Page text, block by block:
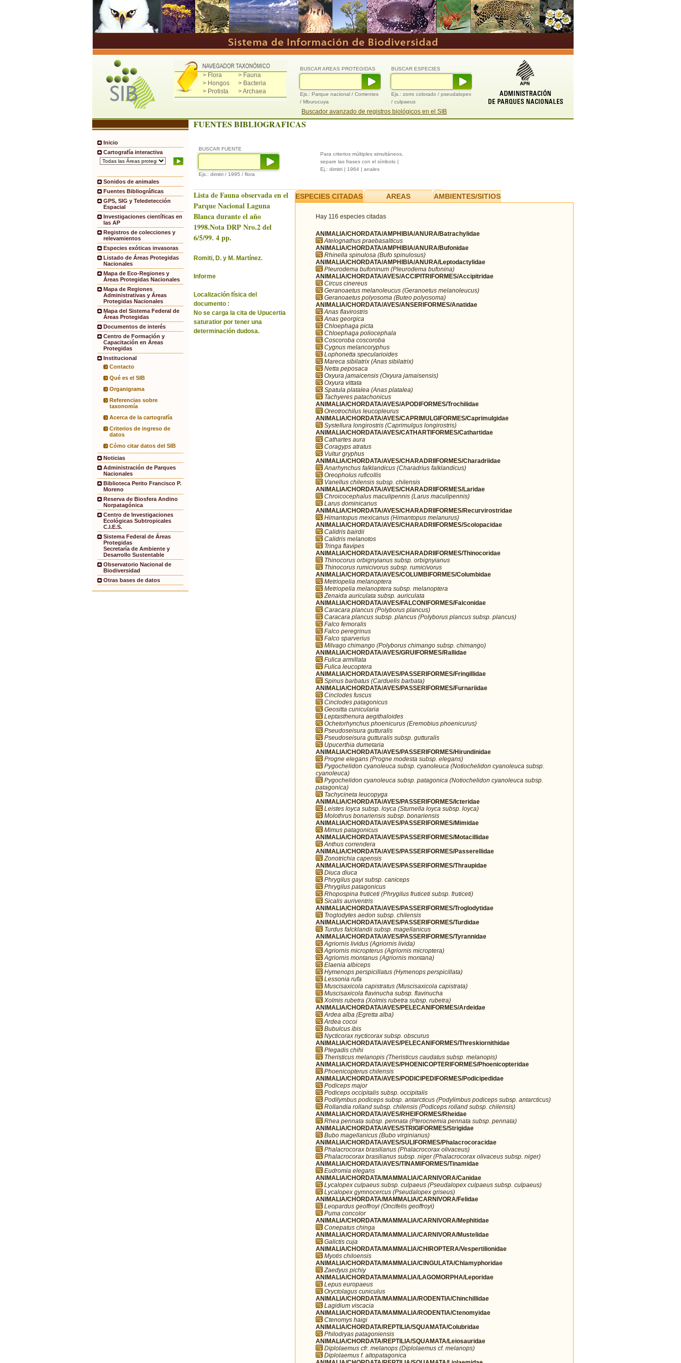
> Flora
> Fauna
> Hongos
> Bacteria
> Protista
> Archaea
BUSCAR ESPECIES
Ejs.: zorro colorado / pseudalopex
/ culpaeus
BUSCAR AREAS PROTEGIDAS
Ejs.: Parque nacional / Corrientes
/ Mburucuya
Buscador avanzado de registros biológicos en el SIB
Inicio
Cartografía interactiva
Sonidos de animales
Fuentes Bibliográficas
GPS, SIG y Teledetección
Espacial
Investigaciones científicas en
las AP
Registros de colecciones y
relevamientos
Especies exóticas invasoras
Listado de Áreas Protegidas
Nacionales
Mapa de Eco-Regiones y
Áreas Protegidas Nacionales
Mapa de Regiones
Administrativas y Áreas
Protegidas Nacionales
Mapa del Sistema Federal de
Áreas Protegidas
Documentos de interés
Centro de Formación y
Capacitación en Áreas
Protegidas
Institucional
Contacto
Qué es el SIB
Organigrama
Referencias sobre
taxonomía
Acerca de la cartografía
Criterios de ingreso de
datos
Cómo citar datos del SIB
Noticias
Administración de Parques
Nacionales
Biblioteca Perito Francisco P.
Moreno
Reserva de Biosfera Andino
Norpatagónica
Centro de Investigaciones
Ecológicas Subtropicales
C.I.E.S.
Sistema Federal de Áreas
Protegidas
Secretaría de Ambiente y
Desarrollo Sustentable
Observatorio Nacional de
Biodiversidad
Otras bases de datos
FUENTES BIBLIOGRAFICAS
BUSCAR FUENTE
Ejs.: dimitri / 1995 / flora
Para criterios múltiples simultáneos,
separe las frases con el símbolo |
Ej.: dimitri | 1964 | anales
Lista de Fauna observada en el
Parque Nacional Laguna
Blanca durante el año
1998.Nota DRP Nro.2 del
6/5/99. 4 pp.
Romiti, D. y M. Martínez.
Informe
Localización física del
documento :
No se carga la cita de Upucertia
saturatior por tener una
determinación dudosa.
ESPECIES CITADAS AREAS AMBIENTES/SITIOS
Hay 116 especies citadas
ANIMALIA/CHORDATA/AMPHIBIA/ANURA/Batrachylidae
Atelognathus praebasalticus
ANIMALIA/CHORDATA/AMPHIBIA/ANURA/Bufonidae
Rhinella spinulosa (Bufo spinulosus)
ANIMALIA/CHORDATA/AMPHIBIA/ANURA/Leptodactylidae
Pleurodema bufoninum (Pleurodema bufonina)
ANIMALIA/CHORDATA/AVES/ACCIPITRIFORMES/Accipitridae
Circus cinereus
Geranoaetus melanoleucus (Geranoetus melanoleucus)
Geranoaetus polyosoma (Buteo polyosoma)
ANIMALIA/CHORDATA/AVES/ANSERIFORMES/Anatidae
Anas flavirostris
Anas georgica
Chloephaga picta
Chloephaga poliocephala
Coscoroba coscoroba
Cygnus melancoryphus
Lophonetta specularioides
Mareca sibilatrix (Anas sibilatrix)
Netta peposaca
Oxyura jamaicensis (Oxyura jamaisensis)
Oxyura vittata
Spatula platalea (Anas platalea)
Tachyeres patachonicus
ANIMALIA/CHORDATA/AVES/APODIFORMES/Trochilidae
Oreotrochilus leucopleurus
ANIMALIA/CHORDATA/AVES/CAPRIMULGIFORMES/Caprimulgidae
Systellura longirostris (Caprimulgus longirostris)
ANIMALIA/CHORDATA/AVES/CATHARTIFORMES/Cathartidae
Cathartes aura
Coragyps atratus
Vultur gryphus
ANIMALIA/CHORDATA/AVES/CHARADRIIFORMES/Charadriidae
Anarhynchus falklandicus (Charadrius falklandicus)
Oreopholus ruficollis
Vanellus chilensis subsp. chilensis
ANIMALIA/CHORDATA/AVES/CHARADRIIFORMES/Laridae
Chroicocephalus maculipennis (Larus maculipennis)
Larus dominicanus
ANIMALIA/CHORDATA/AVES/CHARADRIIFORMES/Recurvirostridae
Himantopus mexicanus (Himantopus melanurus)
ANIMALIA/CHORDATA/AVES/CHARADRIIFORMES/Scolopacidae
Calidris bairdii
Calidris melanotos
Tringa flavipes
ANIMALIA/CHORDATA/AVES/CHARADRIIFORMES/Thinocoridae
Thinocorus orbignyianus subsp. orbignyianus
Thinocorus rumicivorus subsp. rumicivorus
ANIMALIA/CHORDATA/AVES/COLUMBIFORMES/Columbidae
Metriopelia melanoptera
Metriopelia melanoptera subsp. melanoptera
Zenaida auriculata subsp. auriculata
ANIMALIA/CHORDATA/AVES/FALCONIFORMES/Falconidae
Caracara plancus (Polyborus plancus)
Caracara plancus subsp. plancus (Polyborus plancus subsp. plancus)
Falco femoralis
Falco peregrinus
Falco sparverius
Milvago chimango (Polyborus chimango subsp. chimango)
ANIMALIA/CHORDATA/AVES/GRUIFORMES/Rallidae
Fulica armillata
Fulica leucoptera
ANIMALIA/CHORDATA/AVES/PASSERIFORMES/Fringillidae
Spinus barbatus (Carduelis barbata)
ANIMALIA/CHORDATA/AVES/PASSERIFORMES/Furnariidae
Cinclodes fuscus
Cinclodes patagonicus
Geositta cunicularia
Leptasthenura aegithaloides
Ochetorhynchus phoenicurus (Eremobius phoenicurus)
Pseudoseisura gutturalis
Pseudoseisura gutturalis subsp. gutturalis
Upucerthia dumetaria
ANIMALIA/CHORDATA/AVES/PASSERIFORMES/Hirundinidae
Progne elegans (Progne modesta subsp. elegans)
Pygochelidon cyanoleuca subsp. cyanoleuca (Notiochelidon cyanoleuca subsp.
cyanoleuca)
Pygochelidon cyanoleuca subsp. patagonica (Notiochelidon cyanoleuca subsp.
patagonica)
Tachycineta leucopyga
ANIMALIA/CHORDATA/AVES/PASSERIFORMES/Icteridae
Leistes loyca subsp. loyca (Sturnella loyca subsp. loyca)
Molothrus bonariensis subsp. bonariensis
ANIMALIA/CHORDATA/AVES/PASSERIFORMES/Mimidae
Mimus patagonicus
ANIMALIA/CHORDATA/AVES/PASSERIFORMES/Motacillidae
Anthus correndera
ANIMALIA/CHORDATA/AVES/PASSERIFORMES/Passerellidae
Zonotrichia capensis
ANIMALIA/CHORDATA/AVES/PASSERIFORMES/Thraupidae
Diuca diuca
Phrygilus gayi subsp. caniceps
Phrygilus patagonicus
Rhopospina fruticeti (Phrygilus fruticeti subsp. fruticeti)
Sicalis auriventris
ANIMALIA/CHORDATA/AVES/PASSERIFORMES/Troglodytidae
Troglodytes aedon subsp. chilensis
ANIMALIA/CHORDATA/AVES/PASSERIFORMES/Turdidae
Turdus falcklandii subsp. magellanicus
ANIMALIA/CHORDATA/AVES/PASSERIFORMES/Tyrannidae
Agriornis lividus (Agriornis livida)
Agriornis micropterus (Agriornis microptera)
Agriornis montanus (Agriornis montana)
Elaenia albiceps
Hymenops perspicillatus (Hymenops perspicillata)
Lessonia rufa
Muscisaxicola capistratus (Muscisaxicola capistrata)
Muscisaxicola flavinucha subsp. flavinucha
Xolmis rubetra (Xolmis rubetra subsp. rubetra)
ANIMALIA/CHORDATA/AVES/PELECANIFORMES/Ardeidae
Ardea alba (Egretta alba)
Ardea cocoi
Bubulcus ibis
Nycticorax nycticorax subsp. obscurus
ANIMALIA/CHORDATA/AVES/PELECANIFORMES/Threskiornithidae
Plegadis chihi
Theristicus melanopis (Theristicus caudatus subsp. melanopis)
ANIMALIA/CHORDATA/AVES/PHOENICOPTERIFORMES/Phoenicopteridae
Phoenicopterus chilensis
ANIMALIA/CHORDATA/AVES/PODICIPEDIFORMES/Podicipedidae
Podiceps major
Podiceps occipitalis subsp. occipitalis
Podilymbus podiceps subsp. antarcticus (Podylimbus podiceps subsp. antarcticus)
Rollandia rolland subsp. chilensis (Podiceps rolland subsp. chilensis)
ANIMALIA/CHORDATA/AVES/RHEIFORMES/Rheidae
Rhea pennata subsp. pennata (Pterocnemia pennata subsp. pennata)
ANIMALIA/CHORDATA/AVES/STRIGIFORMES/Strigidae
Bubo magellanicus (Bubo virginianus)
ANIMALIA/CHORDATA/AVES/SULIFORMES/Phalacrocoracidae
Phalacrocorax brasilianus (Phalacrocorax olivaceus)
Phalacrocorax brasilianus subsp. niger (Phalacrocorax olivaceus subsp. niger)
ANIMALIA/CHORDATA/AVES/TINAMIFORMES/Tinamidae
Eudromia elegans
ANIMALIA/CHORDATA/MAMMALIA/CARNIVORA/Canidae
Lycalopex culpaeus subsp. culpaeus (Pseudalopex culpaeus subsp. culpaeus)
Lycalopex gymnocercus (Pseudalopex griseus)
ANIMALIA/CHORDATA/MAMMALIA/CARNIVORA/Felidae
Leopardus geoffroyi (Oncifelis geoffroyi)
Puma concolor
ANIMALIA/CHORDATA/MAMMALIA/CARNIVORA/Mephitidae
Conepatus chinga
ANIMALIA/CHORDATA/MAMMALIA/CARNIVORA/Mustelidae
Galictis cuja
ANIMALIA/CHORDATA/MAMMALIA/CHIROPTERA/Vespertilionidae
Myotis chiloensis
ANIMALIA/CHORDATA/MAMMALIA/CINGULATA/Chlamyphoridae
Zaedyus pichiy
ANIMALIA/CHORDATA/MAMMALIA/LAGOMORPHA/Leporidae
Lepus europaeus
Oryctolagus cuniculus
ANIMALIA/CHORDATA/MAMMALIA/RODENTIA/Chinchillidae
Lagidium viscacia
ANIMALIA/CHORDATA/MAMMALIA/RODENTIA/Ctenomyidae
Ctenomys haigi
ANIMALIA/CHORDATA/REPTILIA/SQUAMATA/Colubridae
Philodryas patagoniensis
ANIMALIA/CHORDATA/REPTILIA/SQUAMATA/Leiosauridae
Diplolaemus cfr. melanops (Diplolaemus cf. melanops)
Diplolaemus f. altopatagonica